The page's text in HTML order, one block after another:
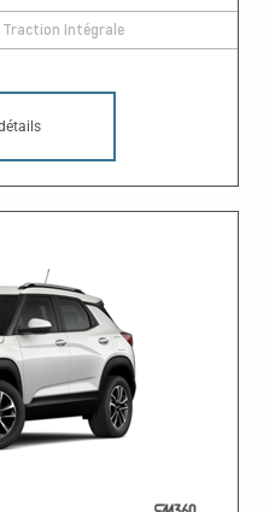
Traction Intégrale